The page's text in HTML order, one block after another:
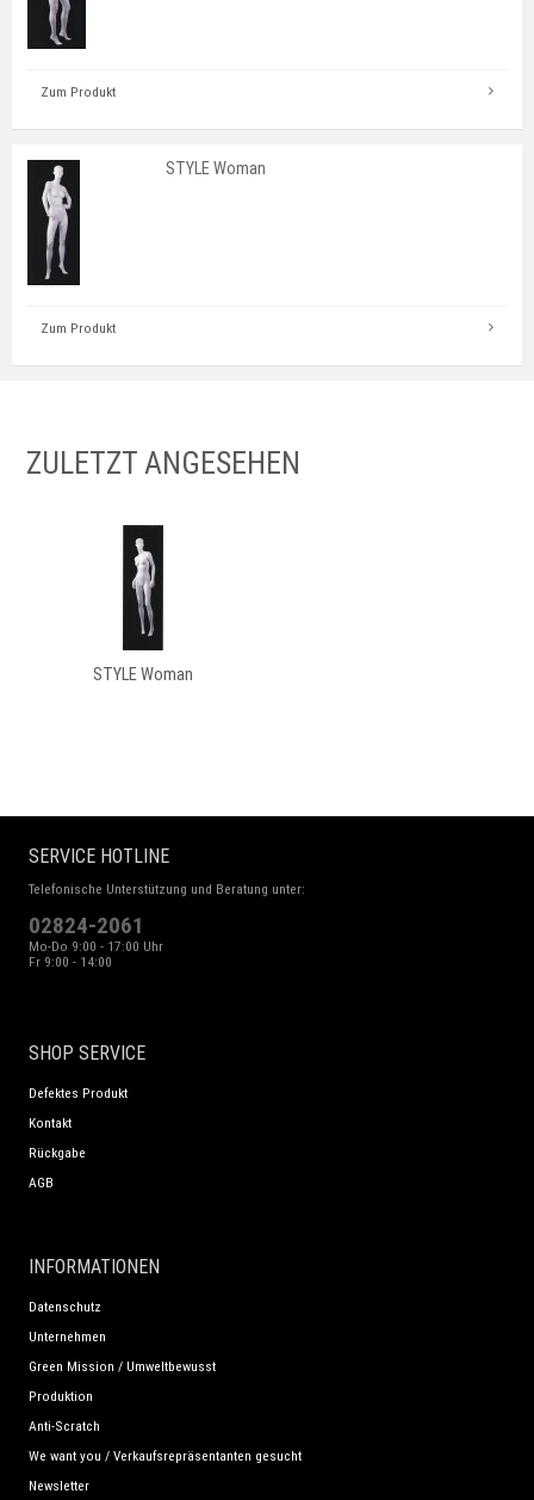
Zum Produkt
STYLE Woman
Zum Produkt
ZULETZT ANGESEHEN
STYLE Woman
SERVICE HOTLINE
Telefonische Unterstützung und Beratung unter:
02824-2061
Mo-Do 9:00 - 17:00 Uhr
Fr 9:00 - 14:00
SHOP SERVICE
Defektes Produkt
Kontakt
Rückgabe
AGB
INFORMATIONEN
Datenschutz
Unternehmen
Green Mission / Umweltbewusst
Produktion
Anti-Scratch
We want you / Verkaufsrepräsentanten gesucht
Newsletter